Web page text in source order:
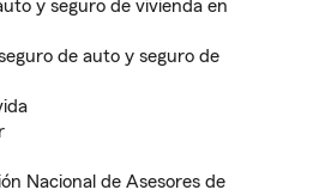
y seguro de vivienda en
de auto y seguro de
Nacional de Asesores de